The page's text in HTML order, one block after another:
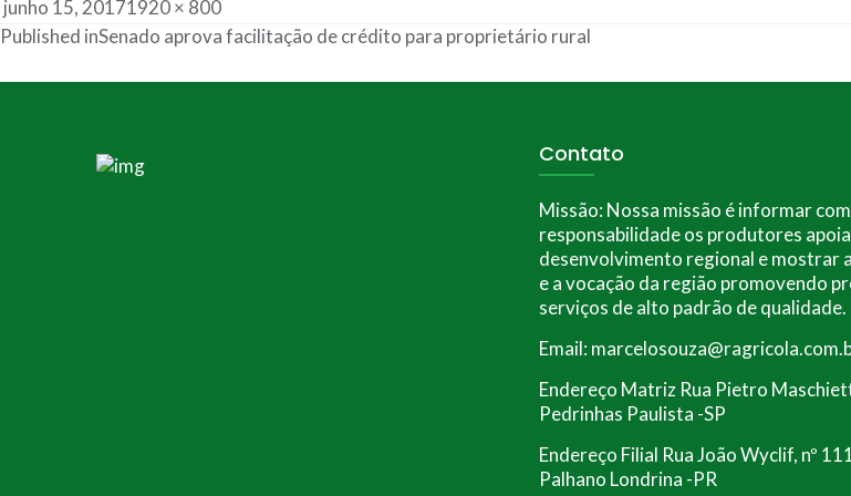
junho 15, 20171920 × 800
Published inSenado aprova facilitação de crédito para proprietário rural
Contato
Missão:Nossa missão é informar com
responsabilidade os produtores
desenvolvimento regional e mostrar
e a vocação da região promovendo
serviços de alto padrão de qualidade.
Email:
Endereço Matriz Rua Pietro
Pedrinhas Paulista -SP
Endereço Filial Rua João Wyclif, nº
Palhano Londrina -PR